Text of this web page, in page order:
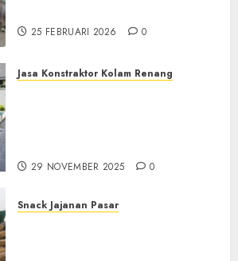
25 FEBRUARI 2026 0
Jasa Konstraktor Kolam Renang
29 NOVEMBER 2025 0
Snack Jajanan Pasar